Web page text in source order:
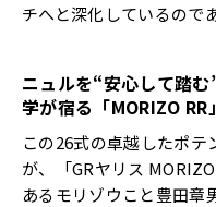
チへと深化しているので
ニュルを“安心して踏む
学が宿る「MORIZO RR 」
この26式の卓越したポテ
が、「GRヤリス
あるモリゾウこと豊田章